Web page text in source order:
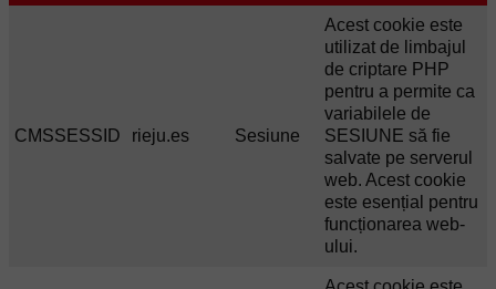
CMSSESSID rieju.es Sesiune
Acest cookie este
utilizat de limbajul
de criptare PHP
pentru a permite ca
variabilele de
SESIUNE să fie
salvate pe serverul
web. Acest cookie
este esențial pentru
funcționarea web-
ului.